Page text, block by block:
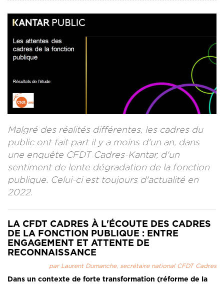
LA REVUE CADRES
LE CREFAC
L’OBSERVATOIRE DES CADRES
Malgré des réalités différentes, les cadres du
public ont fait part il y a moins d'un an, dans
une enquête CFDT Cadres-Kantar, d'un
sentiment de lente dégradation de la fonction
publique. Celui-ci est toujours d'actualité en
2022.
LA CFDT CADRES À L'ÉCOUTE DES CADRES
DE LA FONCTION PUBLIQUE : ENTRE
ENGAGEMENT ET ATTENTE DE
RECONNAISSANCE
par Laurent Dumanche, secrétaire national CFDT Cadres
Dans un contexte de forte transformation (réforme de la